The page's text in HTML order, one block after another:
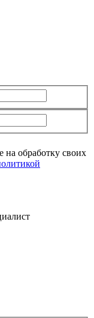
на обработку своих